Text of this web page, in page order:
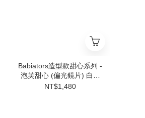
Babiators造型款甜心系列 -
泡芙甜心 (偏光鏡片) 白框
6歲以上
NT$1,480